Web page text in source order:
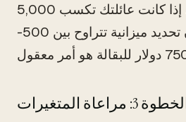
على سبيل المثال، إذا كانت عائلتك تكسب 5,000
دولار في الشهر، فإن تحديد ميزانية تتراوح بين 500-
3: مراعاة المتغيرات